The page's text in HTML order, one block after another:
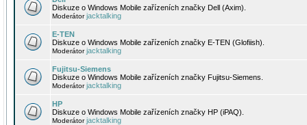
Diskuze o Windows Mobile zařízeních značky Dell (Axim).
Moderátorjacktalking
E-TEN
Diskuze o Windows Mobile zařízeních značky E-TEN (Glofiish).
Moderátorjacktalking
Fujitsu-Siemens
Diskuze o Windows Mobile zařízeních značky Fujitsu-Siemens.
Moderátorjacktalking
HP
Diskuze o Windows Mobile zařízeních značky HP (iPAQ).
Moderátorjacktalking